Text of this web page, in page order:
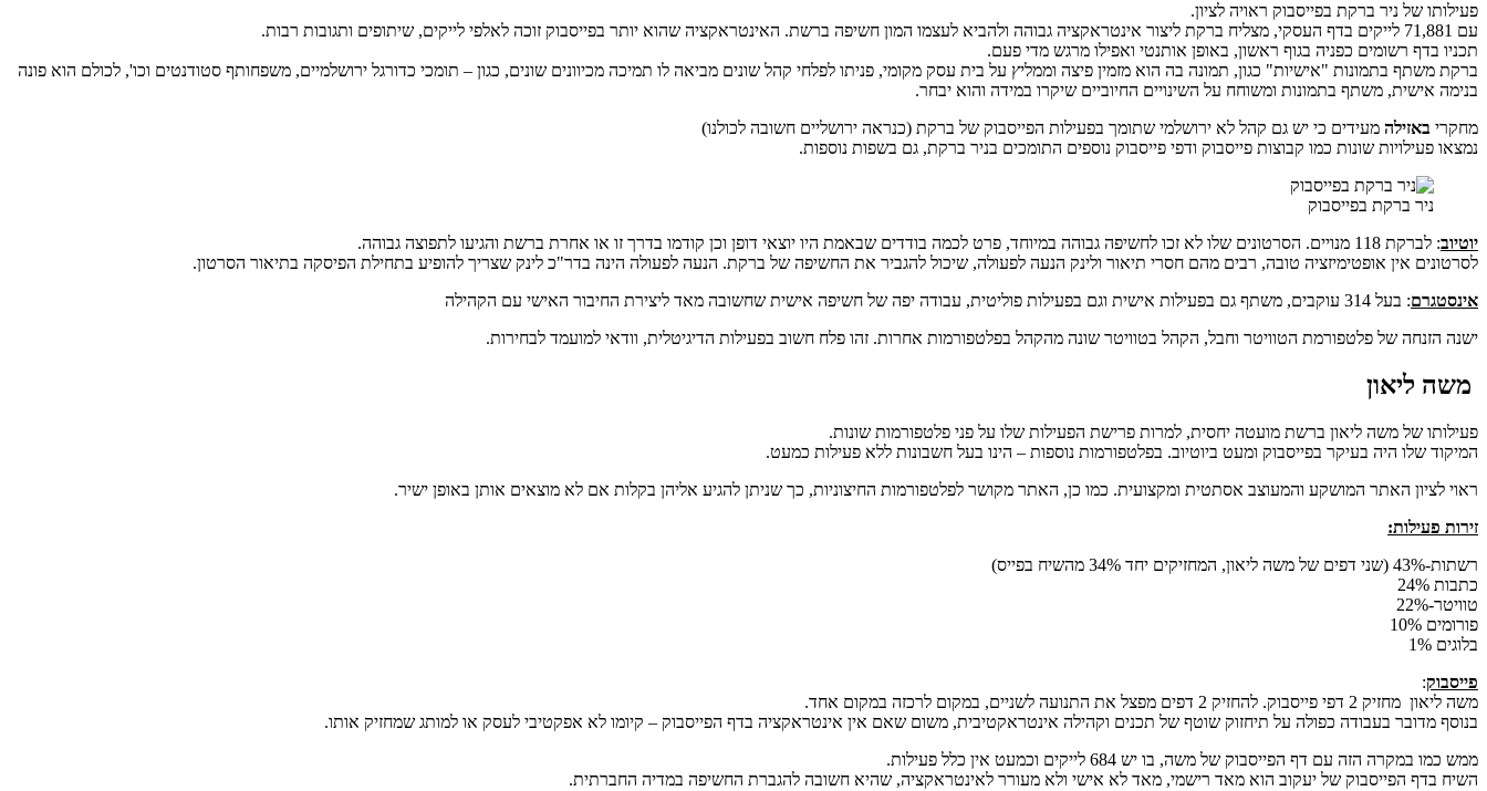
פעילותו של ניר ברקת בפייסבוק ראויה לציון.
עם 71,881 לייקים בדף העסקי, מצליח ברקת ליצור אינטראקציה גבוהה ולהביא לעצמו המון חשיפה ברשת. האינטראקציה שהוא יותר בפייסבוק זוכה לאלפי לייקים, שיתופים ותגובות רבות.
תכניו בדף רשומים כפניה בגוף ראשון, באופן אותנטי ואפילו מרגש מדי פעם.
ברקת משתף בתמונות "אישיות" כגון, תמונה בה הוא מזמין פיצה וממליץ על בית עסק מקומי, פניתו לפלחי קהל שונים מביאה לו תמיכה מכיוונים שונים, כגון – תומכי כדורגל ירושלמיים, משפחותף סטודנטים וכו', לכולם הוא פונה
בנימה אישית, משתף בתמונות ומשוחח על השינויים החיוביים שיקרו במידה והוא יבחר.
מחקרי באזילה מעידים כי יש גם קהל לא ירושלמי שתומך בפעילות הפייסבוק של ברקת (כנראה ירושליים חשובה לכולנו)
נמצאו פעילויות שונות כמו קבוצות פייסבוק ודפי פייסבוק נוספים התומכים בניר ברקת, גם בשפות נוספות.
ניר ברקת בפייסבוק
יוטיוב: לברקת 118 מנויים. הסרטונים שלו לא זכו לחשיפה גבוהה במיוחד, פרט לכמה בודדים שבאמת היו יוצאי דופן וכן קודמו בדרך זו או אחרת ברשת והגיעו לתפוצה גבוהה.
לסרטונים אין אופטימיזציה טובה, רבים מהם חסרי תיאור ולינק הנעה לפעולה, שיכול להגביר את החשיפה של ברקת. הנעה לפעולה הינה בדר"כ לינק שצריך להופיע בתחילת הפיסקה בתיאור הסרטון.
אינסטגרם: בעל 314 עוקבים, משתף גם בפעילות אישית וגם בפעילות פוליטית, עבודה יפה של חשיפה אישית שחשובה מאד ליצירת החיבור האישי עם הקהילה
ישנה הזנחה של פלטפורמת הטוויטר וחבל, הקהל בטוויטר שונה מהקהל בפלטפורמות אחרות. זהו פלח חשוב בפעילות הדיגיטלית, וודאי למועמד לבחירות.
משה ליאון
פעילותו של משה ליאון ברשת מועטה יחסית, למרות פרישת הפעילות שלו על פני פלטפורמות שונות.
המיקוד שלו היה בעיקר בפייסבוק ומעט ביוטיוב. בפלטפורמות נוספות – הינו בעל חשבונות ללא פעילות כמעט.
ראוי לציון האתר המושקע והמעוצב אסתטית ומקצועית. כמו כן, האתר מקושר לפלטפורמות החיצוניות, כך שניתן להגיע אליהן בקלות אם לא מוצאים אותן באופן ישיר.
זירות פעילות:
רשתות-43% (שני דפים של משה ליאון, המחזיקים יחד 34% מהשיח בפייס)
כתבות 24%
טוויטר-22%
פורומים 10%
בלוגים 1%
פייסבוק:
משה ליאון מחזיק 2 דפי פייסבוק. להחזיק 2 דפים מפצל את התנועה לשניים, במקום לרכזה במקום אחד.
בנוסף מדובר בעבודה כפולה על תיחזוק שוטף של תכנים וקהילה אינטראקטיבית, משום שאם אין אינטראקציה בדף הפייסבוק – קיומו לא אפקטיבי לעסק או למותג שמחזיק אותו.
ממש כמו במקרה הזה עם דף הפייסבוק של משה, בו יש 684 לייקים וכמעט אין כלל פעילות.
השיח בדף הפייסבוק של יעקוב הוא מאד רישמי, מאד לא אישי ולא מעורר לאינטראקציה, שהיא חשובה להגברת החשיפה במדיה החברתית.